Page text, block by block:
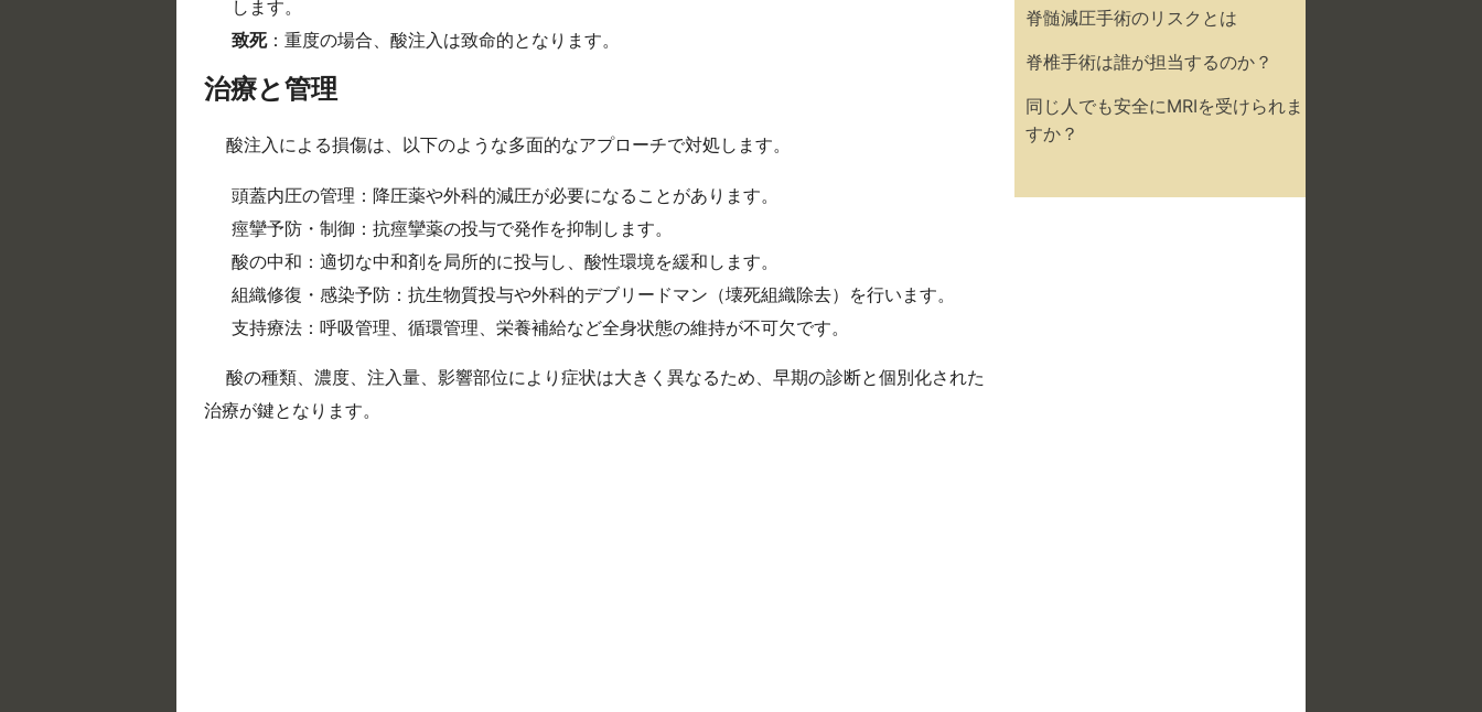
します。
致死：重度の場合、酸注入は致命的となります。
治療と管理
酸注入による損傷は、以下のような多面的なアプローチで対処します。
頭蓋内圧の管理：降圧薬や外科的減圧が必要になることがあります。
痙攣予防・制御：抗痙攣薬の投与で発作を抑制します。
酸の中和：適切な中和剤を局所的に投与し、酸性環境を緩和します。
組織修復・感染予防：抗生物質投与や外科的デブリードマン（壊死組織除去）を行います。
支持療法：呼吸管理、循環管理、栄養補給など全身状態の維持が不可欠です。
酸の種類、濃度、注入量、影響部位により症状は大きく異なるため、早期の診断と個別化された
治療が鍵となります。
脊髄減圧手術のリスクとは
脊椎手術は誰が担当するのか？
同じ人でも安全にMRIを受けられま
すか？